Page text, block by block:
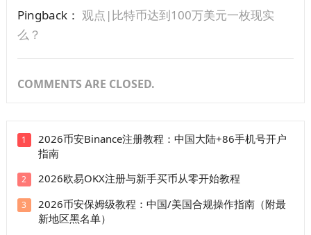
Pingback： 观点|比特币达到100万美元一枚现实
么？
COMMENTS ARE CLOSED.
1
2026币安Binance注册教程：中国大陆+86手机号开户
指南
2 2026欧易OKX注册与新手买币从零开始教程
3
2026币安保姆级教程：中国/美国合规操作指南（附最
新地区黑名单）